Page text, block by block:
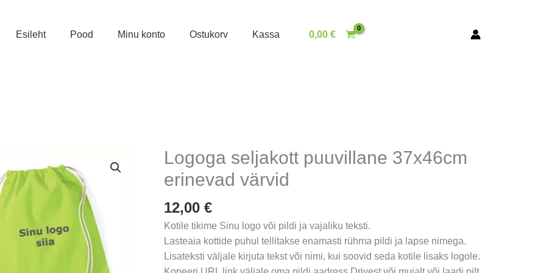
Esileht Pood Minu konto Ostukorv Kassa 0,00€
Logoga seljakott puuvillane 37x46cm
erinevad värvid
12,00€
Kotile tikime Sinu logo või pildi ja vajaliku teksti.
Lasteaia kottide puhul tellitakse enamasti rühma pildi ja lapse nimega.
Lisateksti väljale kirjuta tekst või nimi, kui soovid seda kotile lisaks logole.